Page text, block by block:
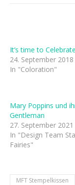
It’s time to Celebrate
24. September 2018
In "Coloration"
Mary Poppins und
Gentleman
27. September 2021
In "Design Team
Fairies"
MFT Stempelkissen